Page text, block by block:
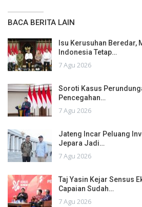
BACA BERITA LAIN
Isu Kerusuhan Beredar,
Indonesia Tetap…
7 Agu 2026
Soroti Kasus
Pencegahan…
7 Agu 2026
Jateng Incar Peluang
Jepara Jadi…
7 Agu 2026
Taj Yasin Kejar Sensus
Capaian Sudah…
7 Agu 2026